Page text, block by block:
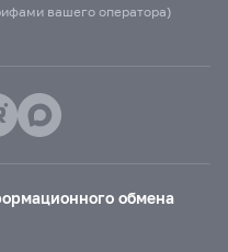
вашего оператора)
обмена